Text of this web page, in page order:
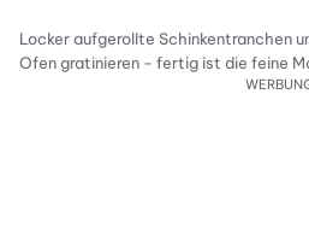
Locker aufgerollte Schinkentranchen
Ofen gratinieren - fertig ist die feine